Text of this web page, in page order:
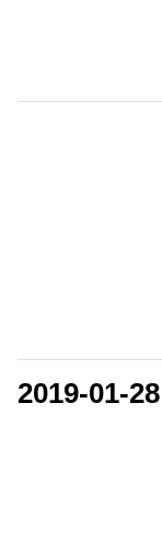
2019-01-28